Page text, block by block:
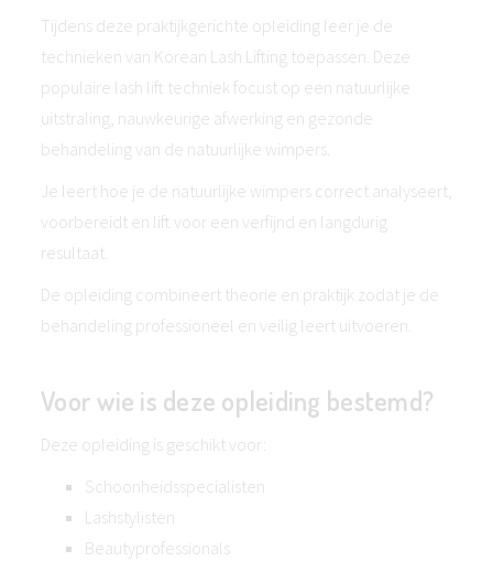
Tijdens deze praktijkgerichte opleiding leer je de
technieken van Korean Lash Lifting toepassen. Deze
populaire lash lift techniek focust op een natuurlijke
uitstraling, nauwkeurige afwerking en gezonde
behandeling van de natuurlijke wimpers.
Je leert hoe je de natuurlijke wimpers correct analyseert,
voorbereidt en lift voor een verfijnd en langdurig
resultaat.
De opleiding combineert theorie en praktijk zodat je de
behandeling professioneel en veilig leert uitvoeren.
Voor wie is deze opleiding bestemd?
Deze opleiding is geschikt voor:
Schoonheidsspecialisten
Lashstylisten
Beautyprofessionals